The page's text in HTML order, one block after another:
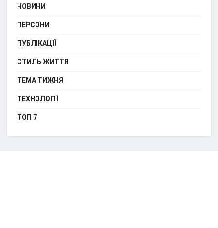
НОВИНИ
ПЕРСОНИ
ПУБЛІКАЦІЇ
СТИЛЬ ЖИТТЯ
ТЕМА ТИЖНЯ
ТЕХНОЛОГІЇ
ТОП 7